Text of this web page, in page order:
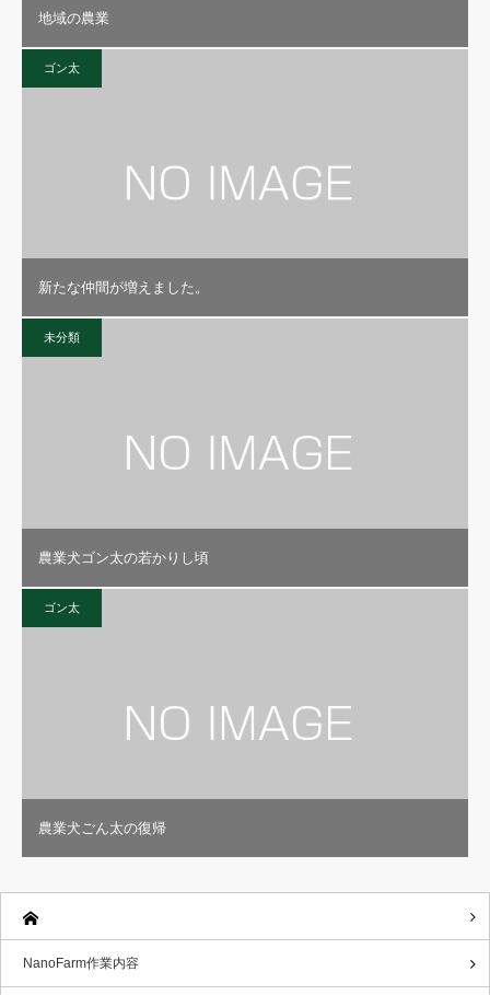
地域の農業
ゴン太
新たな仲間が増えました。
未分類
農業犬ゴン太の若かりし頃
ゴン太
農業犬ごん太の復帰
NanoFarm作業内容